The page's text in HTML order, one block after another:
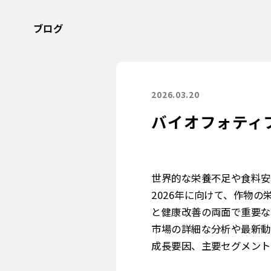
ブログ
2026.03.20
バイオフォティ
世界的な栄養不足や食料
2026年に向けて、作物
と健康改善の両面で重要
市場の詳細な分析や最新
成長要因、主要セグメン